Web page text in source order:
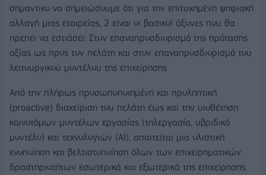
σημαντικο να σημειώσουμε ότι για την επιτυχημένη ψηφιακή
αλλαγή μιας εταιρείας, 2 είναι οι βασικοί άξονες που θα
πρεπει να εστιάσει: Στον επαναπροσδιορισμό της πρότασης
αξίας ως προς τον πελάτη και στον επαναπροσδιορισμό του
λειτουργικού μοντέλου της επιχείρησης
Από την πλήρως προσωποποιημένη και προληπτική
(proactive) διαχείριση του πελάτη έως και την υιοθέτηση
καινοτόμων μοντέλων εργασίας (τηλεργασία, υβριδικό
μοντέλο) και τεχνολογιών (AI), απαιτείται μια ολιστική
ενοποίηση και βελτιστοποίηση όλων των επιχειρηματικών
δραστηριοτήτων εσωτερικά και εξωτερικά της επιχείρησης.